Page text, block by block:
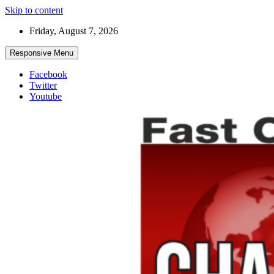
Skip to content
Friday, August 7, 2026
Responsive Menu
Facebook
Twitter
Youtube